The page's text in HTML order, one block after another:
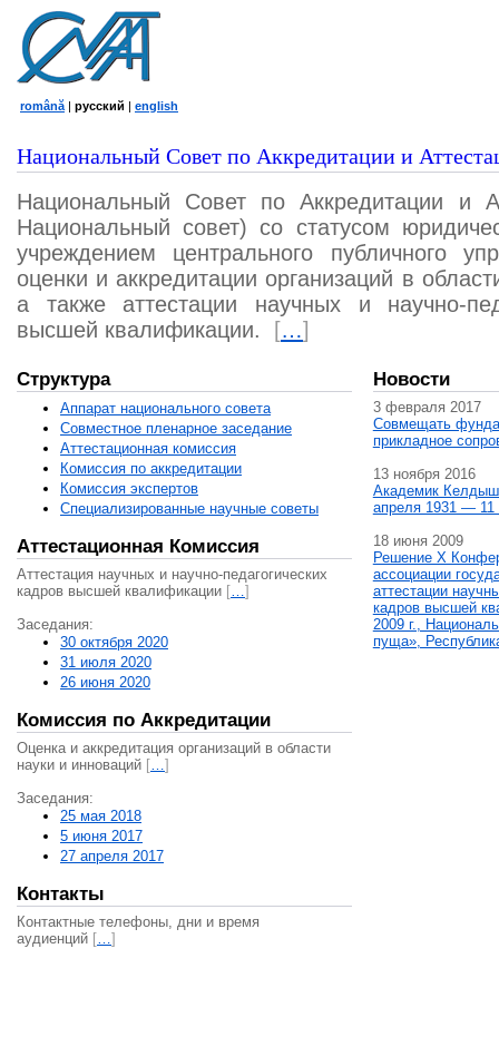
română | русский | english
Национальный Совет по Аккредитации и
Национальный Совет по Аккредитации и
Национальный совет) со статусом
учреждением центрального публичного
оценки и аккредитации организаций в
а также аттестации научных и научно-
высшей квалификации.
[…]
Структура
Аппарат национального совета
Совместное пленарное заседание
Аттестационная комисcия
Комиссия по аккредитации
Комиссия экспертов
Специализированные научные советы
Аттестационная Комиссия
Аттестация научных и научно-педагогических
кадров высшей квалификации […]
Заседания:
30 октября 2020
31 июля 2020
26 июня 2020
Комиссия по Аккредитации
Оценка и аккредитация организаций в области
науки и инноваций […]
Заседания:
25 мая 2018
5 июня 2017
27 апреля 2017
Контакты
Контактные телефоны, дни и время
аудиенций […]
Новости
3 февраля 2017
Совмещать
прикладное
13 ноября 2016
Академик
апреля 1931 — 11
18 июня 2009
Решение X
ассоциации
аттестации
кадров высшей
2009 г.,
пуща»,